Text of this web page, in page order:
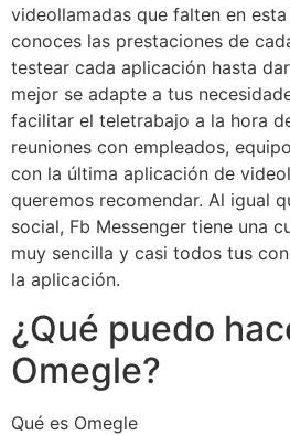
videollamadas que falten en
conoces las prestaciones de
testear cada aplicación hasta
mejor se adapte a tus
facilitar el teletrabajo a la hora
reuniones con empleados,
con la última aplicación de
queremos recomendar. Al igual
social, Fb Messenger tiene una
muy sencilla y casi todos tus
la aplicación.
¿Qué puedo
Omegle?
Qué es Omegle